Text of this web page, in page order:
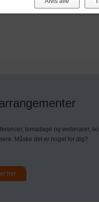
temadage og webinarer,
Måske det er noget for dig?
her